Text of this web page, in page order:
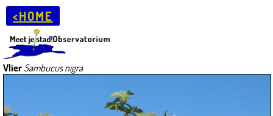
<HOME
Vlier Sambucus nigra